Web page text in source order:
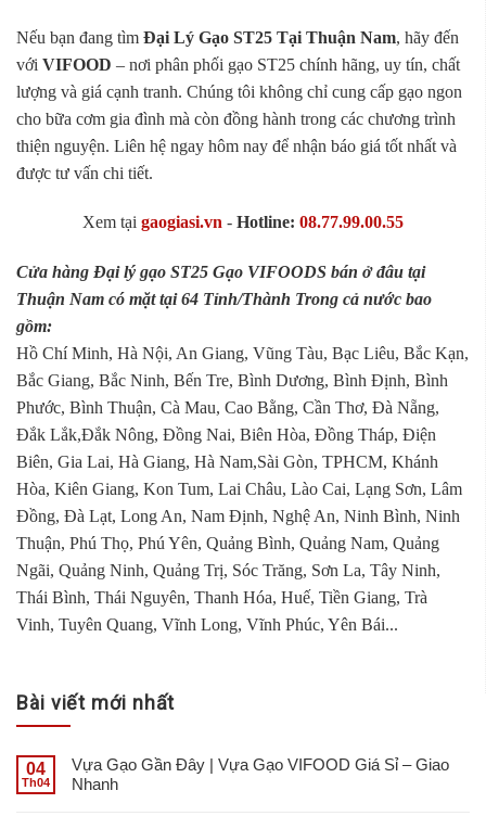
Nếu bạn đang tìm Đại Lý Gạo ST25 Tại Thuận Nam, hãy đến
với VIFOOD – nơi phân phối gạo ST25 chính hãng, uy tín, chất
lượng và giá cạnh tranh. Chúng tôi không chỉ cung cấp gạo ngon
cho bữa cơm gia đình mà còn đồng hành trong các chương trình
thiện nguyện. Liên hệ ngay hôm nay để nhận báo giá tốt nhất và
được tư vấn chi tiết.
Xem tại gaogiasi.vn- Hotline: 08.77.99.00.55
Cửa hàng Đại lý gạo ST25 Gạo VIFOODS bán ở đâu tại
Thuận Nam có mặt tại 64 Tỉnh/Thành Trong cả nước bao
gồm:
Hồ Chí Minh, Hà Nội, An Giang, Vũng Tàu, Bạc Liêu, Bắc Kạn,
Bắc Giang, Bắc Ninh, Bến Tre, Bình Dương, Bình Định, Bình
Phước, Bình Thuận, Cà Mau, Cao Bằng, Cần Thơ, Đà Nẵng,
Đắk Lắk,Đắk Nông, Đồng Nai, Biên Hòa, Đồng Tháp, Điện
Biên, Gia Lai, Hà Giang, Hà Nam,Sài Gòn, TPHCM, Khánh
Hòa, Kiên Giang, Kon Tum, Lai Châu, Lào Cai, Lạng Sơn, Lâm
Đồng, Đà Lạt, Long An, Nam Định, Nghệ An, Ninh Bình, Ninh
Thuận, Phú Thọ, Phú Yên, Quảng Bình, Quảng Nam, Quảng
Ngãi, Quảng Ninh, Quảng Trị, Sóc Trăng, Sơn La, Tây Ninh,
Thái Bình, Thái Nguyên, Thanh Hóa, Huế, Tiền Giang, Trà
Vinh, Tuyên Quang, Vĩnh Long, Vĩnh Phúc, Yên Bái...
Bài viết mới nhất
04
Th04
Vựa Gạo Gần Đây | Vựa Gạo VIFOOD Giá Sỉ – Giao
Nhanh